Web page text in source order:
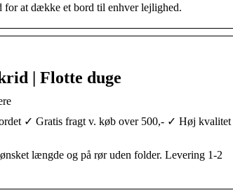
for at dække et bord til enhver lejlighed.
| Flotte duge
✓ Gratis fragt v. køb over 500,- ✓ Høj kvalitet
længde og på rør uden folder. Levering 1-2